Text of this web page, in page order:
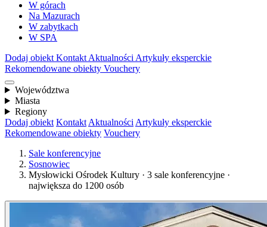
W górach
Na Mazurach
W zabytkach
W SPA
Dodaj obiekt Kontakt Aktualności Artykuły eksperckie
Rekomendowane obiekty Vouchery
Województwa
Miasta
Regiony
Dodaj obiekt Kontakt Aktualności Artykuły eksperckie
Rekomendowane obiekty Vouchery
Sale konferencyjne
Sosnowiec
Mysłowicki Ośrodek Kultury · 3 sale konferencyjne ·
największa do 1200 osób